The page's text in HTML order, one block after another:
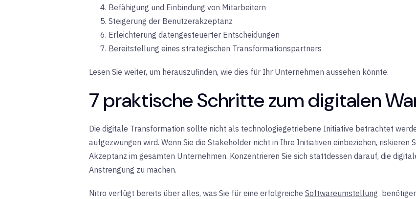
Befähigung und Einbindung von Mitarbeitern
Steigerung der Benutzerakzeptanz
Erleichterung datengesteuerter Entscheidungen
Bereitstellung eines strategischen Transformationspartners
Lesen Sie weiter, um herauszufinden, wie dies für Ihr Unternehmen aussehen könnte.
7 praktische Schritte zum digitalen
Die digitale Transformation sollte nicht als technologiegetriebene Initiative betrachtet
aufgezwungen wird. Wenn Sie die Stakeholder nicht in Ihre Initiativen einbeziehen, riskieren
Akzeptanz im gesamten Unternehmen. Konzentrieren Sie sich stattdessen darauf, die
Anstrengung zu machen.
Nitro verfügt bereits über alles, was Sie für eine erfolgreiche Softwareumstellung